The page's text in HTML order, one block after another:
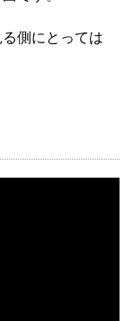
側にとっては